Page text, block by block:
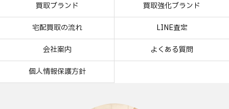
買取ブランド 買取強化ブランド
宅配買取の流れ LINE査定
会社案内 よくある質問
個人情報保護方針